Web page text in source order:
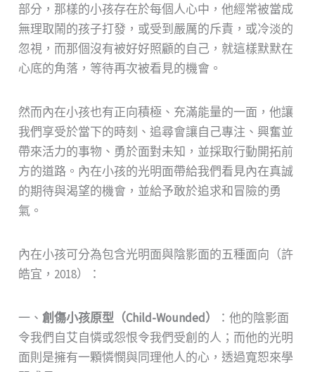
部分，那樣的小孩存在於每個人心中，他經常被當成
無理取鬧的孩子打發，或受到嚴厲的斥責，或冷淡的
忽視，而那個沒有被好好照顧的自己，就這樣默默在
心底的角落，等待再次被看見的機會。
然而內在小孩也有正向積極、充滿能量的一面，他讓
我們享受於當下的時刻、追尋會讓自己專注、興奮並
帶來活力的事物、勇於面對未知，並採取行動開拓前
方的道路。內在小孩的光明面帶給我們看見內在真誠
的期待與渴望的機會，並給予敢於追求和冒險的勇
氣。
內在小孩可分為包含光明面與陰影面的五種面向（許
皓宜，2018）：
一、 創傷小孩原型（Child-Wounded）
：他的陰影面
令我們自艾自憐或怨恨令我們受創的人；而他的光明
面則是擁有一顆憐憫與同理他人的心，透過寬恕來學